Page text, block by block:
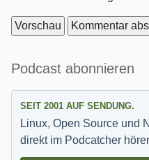
Seitenleiste
Podcast abonnieren
SEIT 2001 AUF SENDUNG.
Linux, Open Source und
direkt im Podcatcher